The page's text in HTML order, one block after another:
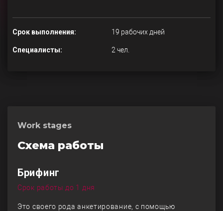
Срок выполнения: 19 рабочих дней
Специалисты: 2 чел.
Work stages
Схема работы
Брифинг
Срок работы до 1 дня
Это своего рода анкетирование, с помощью